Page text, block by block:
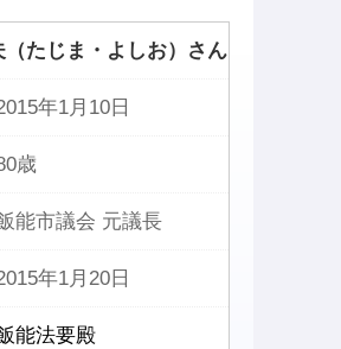
（たじま・よしお）さん
年1月10日
歳
能市議会 元議長
年1月20日
能法要殿